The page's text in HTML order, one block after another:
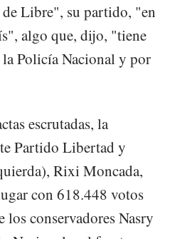
Libre", su partido, "en
algo que, dijo, "tiene
Policía Nacional y por
escrutadas, la
Partido Libertad y
Rixi Moncada,
con 618.448 votos
conservadores Nasry